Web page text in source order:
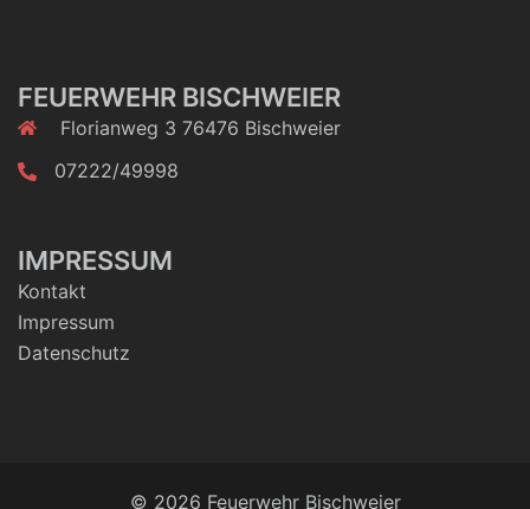
FEUERWEHR BISCHWEIER
Florianweg 3 76476 Bischweier
07222/49998
IMPRESSUM
Kontakt
Impressum
Datenschutz
© 2026 Feuerwehr Bischweier